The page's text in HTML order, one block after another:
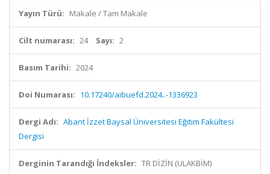
Yayın Türü: Makale / Tam Makale
Cilt numarası: 24 Sayı: 2
Basım Tarihi: 2024
Doi Numarası: 10.17240/aibuefd.2024..-1336923
Dergi Adı: Abant İzzet Baysal Üniversitesi Eğitim Fakültesi
Dergisi
Derginin Tarandığı İndeksler: TR DİZİN (ULAKBİM)